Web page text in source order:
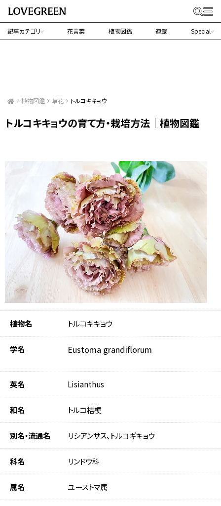
記事カテゴリ 花言葉 植物図鑑 連載 Special
植物図鑑 草花 トルコキキョウ
トルコキキョウの育て方・栽培方法｜植物図鑑
植物名 トルコキキョウ
学名 Eustoma grandiflorum
英名 Lisianthus
和名 トルコ桔梗
別名・流通名 リシアンサス、トルコギキョウ
科名 リンドウ科
属名 ユーストマ属